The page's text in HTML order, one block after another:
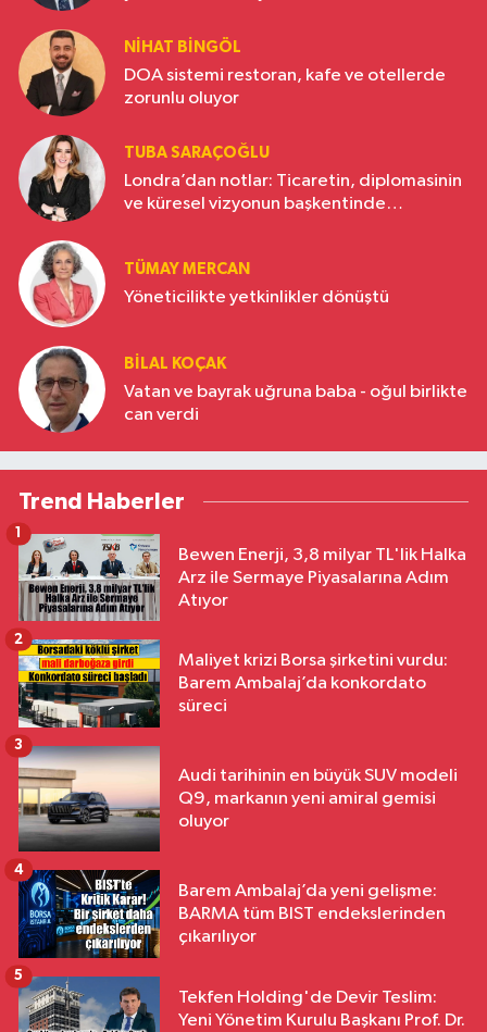
NIHAT BINGÖL
DOA sistemi restoran, kafe ve otellerde
zorunlu oluyor
TUBA SARAÇOĞLU
Londra’dan notlar: Ticaretin, diplomasinin
ve küresel vizyonun başkentinde
TÜMAY MERCAN
Yöneticilikte yetkinlikler dönüştü
BILAL KOÇAK
Vatan ve bayrak uğruna baba - oğul birlikte
can verdi
Trend Haberler
Bewen Enerji, 3,8 milyar TL'lik Halka
Arz ile Sermaye Piyasalarına Adım
Atıyor
1
Maliyet krizi Borsa şirketini vurdu:
Barem Ambalaj’da konkordato
süreci
2
Audi tarihinin en büyük SUV modeli
Q9, markanın yeni amiral gemisi
oluyor
3
Barem Ambalaj’da yeni gelişme:
BARMA tüm BIST endekslerinden
çıkarılıyor
4
Tekfen Holding'de Devir Teslim:
Yeni Yönetim Kurulu Başkanı Prof. Dr.
5